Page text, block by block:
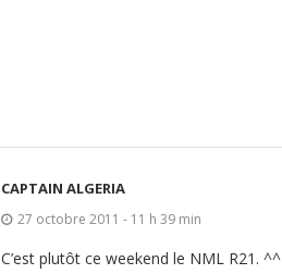
CAPTAIN ALGERIA
27 octobre 2011 - 11 h 39 min
C’est plutôt ce weekend le NML R21. ^^